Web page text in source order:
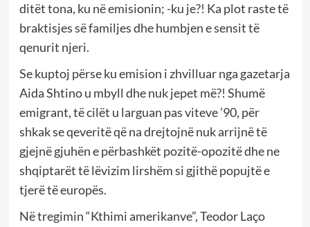
ditët tona, ku në emisionin; -ku je?! Ka plot raste të
braktisjes së familjes dhe humbjen e sensit të
qenurit njeri.
Se kuptoj përse ku emision i zhvilluar nga gazetarja
Aida Shtino u mbyll dhe nuk jepet më?! Shumë
emigrant, të cilët u larguan pas viteve ’90, për
shkak se qeveritë që na drejtojnë nuk arrijnë të
gjejnë gjuhën e përbashkët pozitë-opozitë dhe ne
shqiptarët të lëvizim lirshëm si gjithë popujtë e
tjerë të europës.
Në tregimin “Kthimi amerikanve”, Teodor Laço